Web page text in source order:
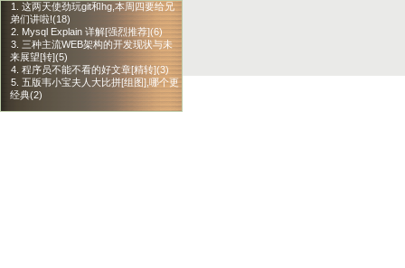
1. 这两天使劲玩git和hg,本周四要给兄
弟们讲啦!(18)
2. Mysql Explain 详解[强烈推荐](6)
3. 三种主流WEB架构的开发现状与未
来展望[转](5)
4. 程序员不能不看的好文章[精转](3)
5. 五版韦小宝夫人大比拼[组图],哪个更
经典(2)